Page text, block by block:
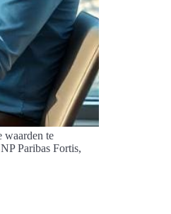
waarden te
Paribas Fortis,